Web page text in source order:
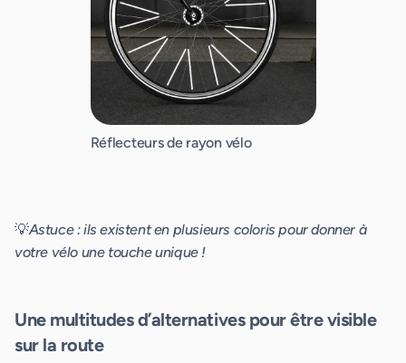
Réflecteurs de rayon vélo
💡Astuce : ils existent en plusieurs coloris pour donner à
votre vélo une touche unique !
Une multitudes d’alternatives pour être visible
sur la route